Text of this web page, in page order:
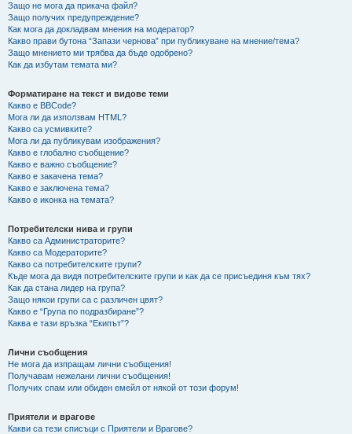
Защо не мога да прикача файл?
Защо получих предупреждение?
Как мога да докладвам мнения на модератор?
Какво прави бутона “Запази чернова” при публикуване на мнение/тема?
Защо мнението ми трябва да бъде одобрено?
Как да избутам темата ми?
Форматиране на текст и видове теми
Какво е BBCode?
Мога ли да използвам HTML?
Какво са усмивките?
Мога ли да публикувам изображения?
Какво е глобално съобщение?
Какво е важно съобщение?
Какво е закачена тема?
Какво е заключена тема?
Какво е иконка на темата?
Потребителски нива и групи
Какво са Администраторите?
Какво са Модераторите?
Какво са потребителските групи?
Къде мога да видя потребителските групи и как да се присъединя към тях?
Как да стана лидер на група?
Защо някои групи са с различен цвят?
Какво е “Група по подразбиране”?
Каква е тази връзка “Екипът”?
Лични съобщения
Не мога да изпращам лични съобщения!
Получавам нежелани лични съобщения!
Получих спам или обиден емейл от някой от този форум!
Приятели и врагове
Какви са тези списъци с Приятели и Врагове?